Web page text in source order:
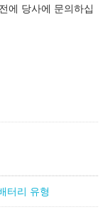
에 당사에 문의하십
터리 유형